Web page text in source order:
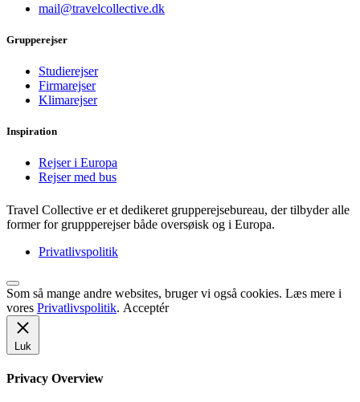
mail@travelcollective.dk
Grupperejser
Studierejser
Firmarejser
Klimarejser
Inspiration
Rejser i Europa
Rejser med bus
Travel Collective er et dedikeret grupperejsebureau, der tilbyder alle
former for gruppperejser både oversøisk og i Europa.
Privatlivspolitik
Som så mange andre websites, bruger vi også cookies. Læs mere i
vores Privatlivspolitik. Acceptér
Luk
Privacy Overview